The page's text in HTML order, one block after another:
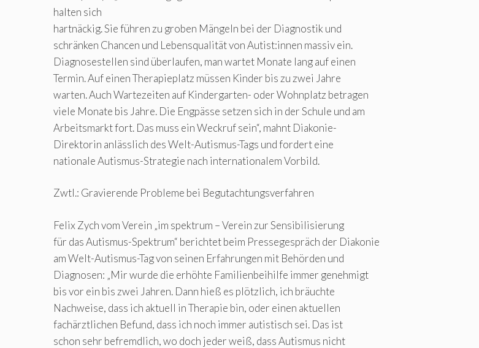
halten sich
hartnäckig. Sie führen zu groben Mängeln bei der Diagnostik und
schränken Chancen und Lebensqualität von Autist:innen massiv ein.
Diagnosestellen sind überlaufen, man wartet Monate lang auf einen
Termin. Auf einen Therapieplatz müssen Kinder bis zu zwei Jahre
warten. Auch Wartezeiten auf Kindergarten- oder Wohnplatz betragen
viele Monate bis Jahre. Die Engpässe setzen sich in der Schule und am
Arbeitsmarkt fort. Das muss ein Weckruf sein“, mahnt Diakonie-
Direktorin anlässlich des Welt-Autismus-Tags und fordert eine
nationale Autismus-Strategie nach internationalem Vorbild.
Zwtl.: Gravierende Probleme bei Begutachtungsverfahren
Felix Zych vom Verein „im spektrum – Verein zur Sensibilisierung
für das Autismus-Spektrum“ berichtet beim Pressegespräch der Diakonie
am Welt-Autismus-Tag von seinen Erfahrungen mit Behörden und
Diagnosen: „Mir wurde die erhöhte Familienbeihilfe immer genehmigt
bis vor ein bis zwei Jahren. Dann hieß es plötzlich, ich bräuchte
Nachweise, dass ich aktuell in Therapie bin, oder einen aktuellen
fachärztlichen Befund, dass ich noch immer autistisch sei. Das ist
schon sehr befremdlich, wo doch jeder weiß, dass Autismus nicht